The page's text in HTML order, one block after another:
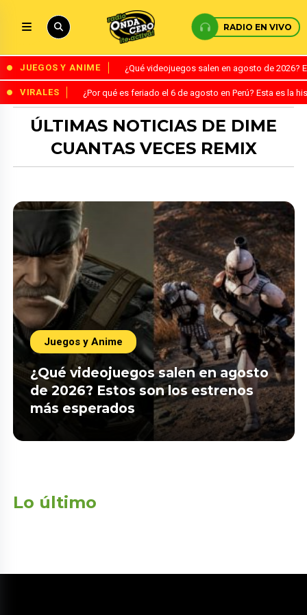
RADIO EN VIVO
JUEGOS Y ANIME ¿Qué videojuegos salen en agosto de
VIRALES ¿Por qué es feriado el 6 de agosto en Perú? Esta es la
ÚLTIMAS NOTICIAS DE DIME
CUANTAS VECES REMIX
Juegos y Anime
¿Qué videojuegos salen en agosto
de 2026? Estos son los estrenos
más esperados
Lo último